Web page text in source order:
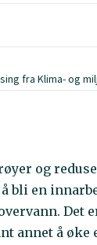
fra Klima- og
og
bli en
Det
annet å øke